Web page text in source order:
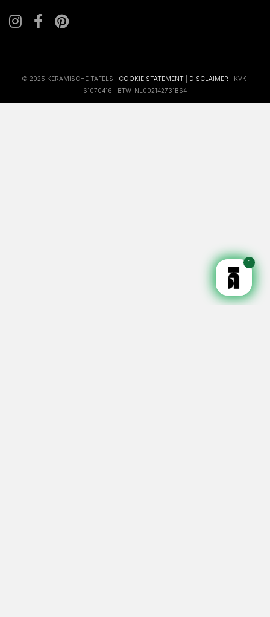
© 2025 KERAMISCHE TAFELS | COOKIE STATEMENT DISCLAIMER | KVK:
61070416 | BTW: NL002142731B64
1